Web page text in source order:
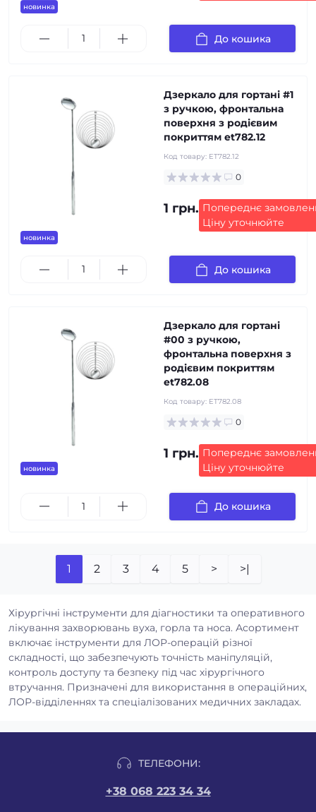
новинка
До кошика
новинка
Дзеркало для гортані #1
з ручкою, фронтальна
поверхня з родієвим
покриттям et782.12
Код товару: ET782.12
0
1 грн. Попереднє
Ціну уточнюйте
До кошика
новинка
Дзеркало для гортані
#00 з ручкою,
фронтальна поверхня з
родієвим покриттям
et782.08
Код товару: ET782.08
0
1 грн. Попереднє
Ціну уточнюйте
До кошика
1 2 3 4 5 > >|
Хірургічні інструменти для діагностики та оперативного
лікування захворювань вуха, горла та носа. Асортимент
включає інструменти для ЛОР-операцій різної
складності, що забезпечують точність маніпуляцій,
контроль доступу та безпеку під час хірургічного
втручання. Призначені для використання в операційних,
ЛОР-відділеннях та спеціалізованих медичних закладах.
ТЕЛЕФОНИ:
+38 068 223 34 34